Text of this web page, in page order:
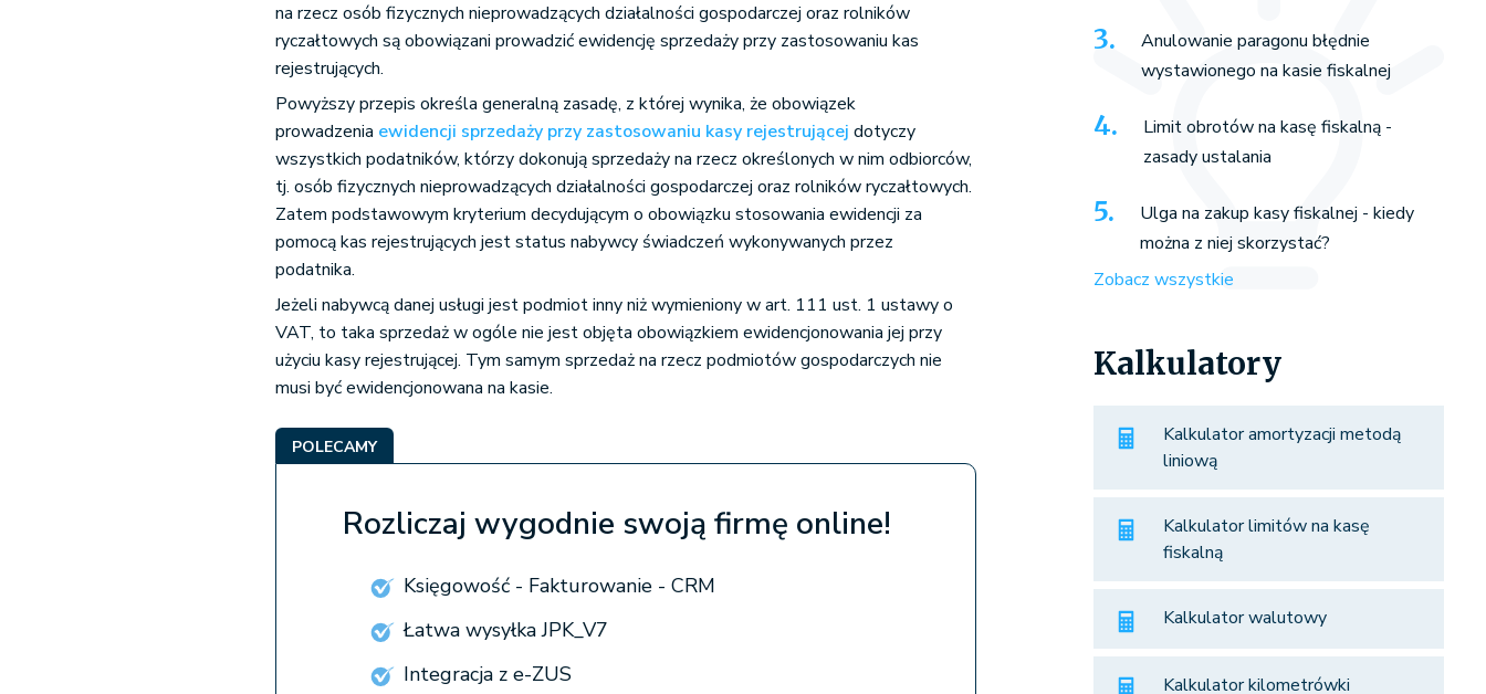
na rzecz osób fizycznych nieprowadzących działalności gospodarczej oraz rolników
ryczałtowych są obowiązani prowadzić ewidencję sprzedaży przy zastosowaniu kas
rejestrujących.
Powyższy przepis określa generalną zasadę, z której wynika, że obowiązek
prowadzenia ewidencji sprzedaży przy zastosowaniu kasy rejestrującej dotyczy
wszystkich podatników, którzy dokonują sprzedaży na rzecz określonych w nim odbiorców,
tj. osób fizycznych nieprowadzących działalności gospodarczej oraz rolników ryczałtowych.
Zatem podstawowym kryterium decydującym o obowiązku stosowania ewidencji za
pomocą kas rejestrujących jest status nabywcy świadczeń wykonywanych przez
podatnika.
Jeżeli nabywcą danej usługi jest podmiot inny niż wymieniony w art. 111 ust. 1 ustawy o
VAT, to taka sprzedaż w ogóle nie jest objęta obowiązkiem ewidencjonowania jej przy
użyciu kasy rejestrującej. Tym samym sprzedaż na rzecz podmiotów gospodarczych nie
musi być ewidencjonowana na kasie.
POLECAMY
Rozliczaj wygodnie swoją firmę online!
Księgowość - Fakturowanie - CRM
Łatwa wysyłka JPK_V7
Integracja z e-ZUS
Anulowanie paragonu błędnie
wystawionego na kasie fiskalnej
Limit obrotów na kasę fiskalną -
zasady ustalania
Ulga na zakup kasy fiskalnej - kiedy
można z niej skorzystać?
Zobacz wszystkie
Kalkulatory
Kalkulator amortyzacji metodą
liniową
Kalkulator limitów na kasę
fiskalną
Kalkulator walutowy
Kalkulator kilometrówki